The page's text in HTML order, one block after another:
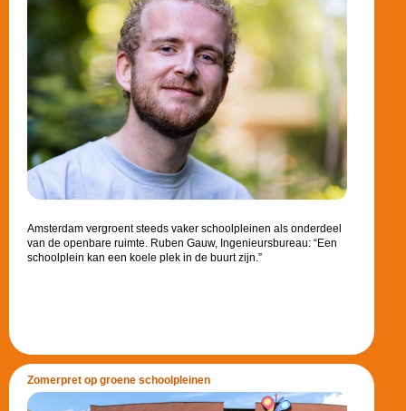
Amsterdam vergroent steeds vaker schoolpleinen als onderdeel
van de openbare ruimte. Ruben Gauw, Ingenieursbureau: “Een
schoolplein kan een koele plek in de buurt zijn.”
Zomerpret op groene schoolpleinen